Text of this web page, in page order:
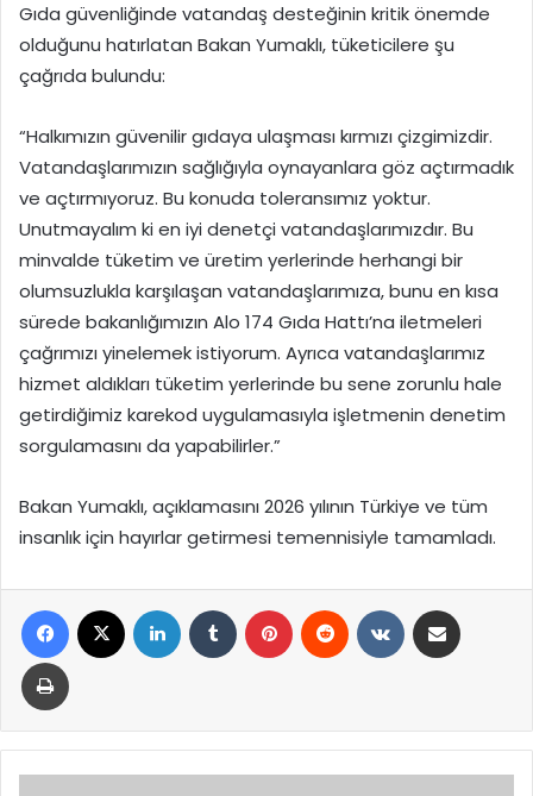
Gıda güvenliğinde vatandaş desteğinin kritik önemde
olduğunu hatırlatan Bakan Yumaklı, tüketicilere şu
çağrıda bulundu:
“Halkımızın güvenilir gıdaya ulaşması kırmızı çizgimizdir.
Vatandaşlarımızın sağlığıyla oynayanlara göz açtırmadık
ve açtırmıyoruz. Bu konuda toleransımız yoktur.
Unutmayalım ki en iyi denetçi vatandaşlarımızdır. Bu
minvalde tüketim ve üretim yerlerinde herhangi bir
olumsuzlukla karşılaşan vatandaşlarımıza, bunu en kısa
sürede bakanlığımızın Alo 174 Gıda Hattı’na iletmeleri
çağrımızı yinelemek istiyorum. Ayrıca vatandaşlarımız
hizmet aldıkları tüketim yerlerinde bu sene zorunlu hale
getirdiğimiz karekod uygulamasıyla işletmenin denetim
sorgulamasını da yapabilirler.”
Bakan Yumaklı, açıklamasını 2026 yılının Türkiye ve tüm
insanlık için hayırlar getirmesi temennisiyle tamamladı.
Facebook LinkedIn Tumblr Pinterest Reddit VKontakte
Yazdır